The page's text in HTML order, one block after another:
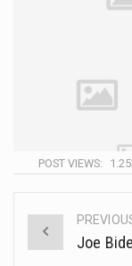
POST VIEWS:
Joe